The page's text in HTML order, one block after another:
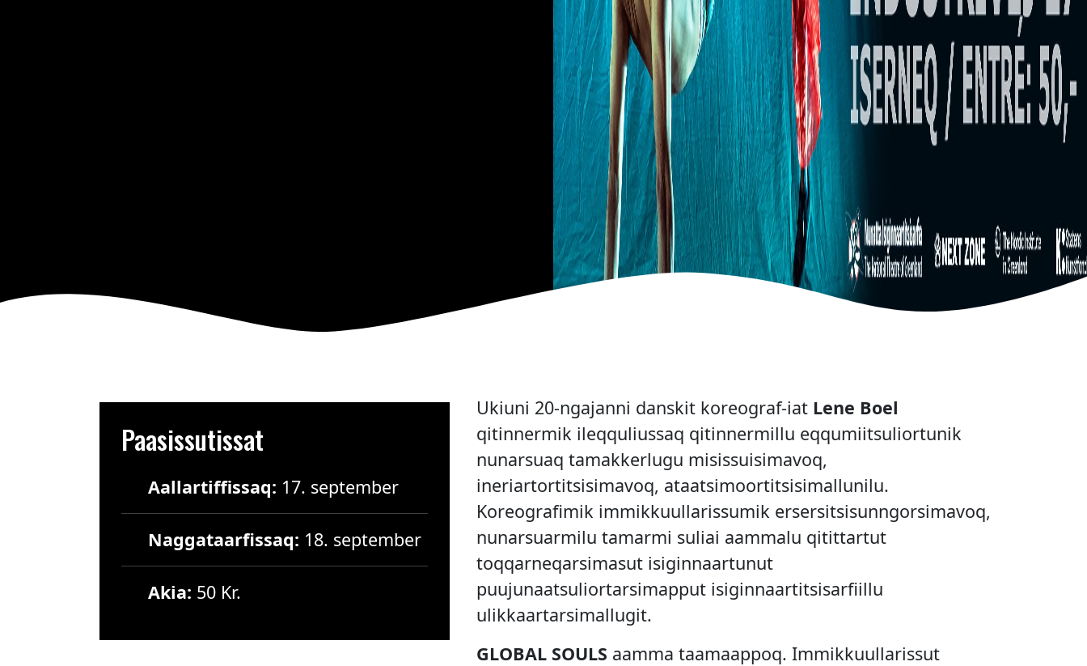
Paasissutissat
Aallartiffissaq: 17. september
Naggataarfissaq: 18. september
Akia: 50 Kr.
Ukiuni 20-ngajanni danskit koreograf-iat Lene Boel
qitinnermik ileqquliussaq qitinnermillu eqqumiitsuliortunik
nunarsuaq tamakkerlugu misissuisimavoq,
ineriartortitsisimavoq, ataatsimoortitsisimallunilu.
Koreografimik immikkuullarissumik ersersitsisunngorsimavoq,
nunarsuarmilu tamarmi suliai aammalu qitittartut
toqqarneqarsimasut isiginnaartunut
puujunaatsuliortarsimapput isiginnaartitsisarfiillu
ulikkaartarsimallugit.
GLOBAL SOULS aamma taamaappoq. Immikkuullarissut